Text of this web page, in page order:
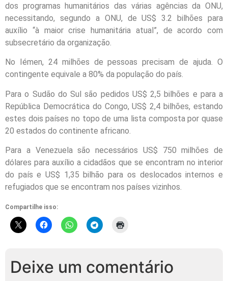
dos programas humanitários das várias agências da ONU,
necessitando, segundo a ONU, de US$ 3.2 bilhões para
auxílio “à maior crise humanitária atual”, de acordo com
subsecretário da organização.
No Iémen, 24 milhões de pessoas precisam de ajuda. O
contingente equivale a 80% da população do país.
Para o Sudão do Sul são pedidos US$ 2,5 bilhões e para a
República Democrática do Congo, US$ 2,4 bilhões, estando
estes dois países no topo de uma lista composta por quase
20 estados do continente africano.
Para a Venezuela são necessários US$ 750 milhões de
dólares para auxílio a cidadãos que se encontram no interior
do país e US$ 1,35 bilhão para os deslocados internos e
refugiados que se encontram nos países vizinhos.
Compartilhe isso:
Deixe um comentário